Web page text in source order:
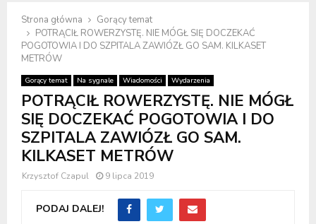
Strona główna
Gorący temat
POTRĄCIŁ ROWERZYSTĘ. NIE MÓGŁ SIĘ DOCZEKAĆ
POGOTOWIA I DO SZPITALA ZAWIÓZŁ GO SAM. KILKASET
METRÓW
Gorący temat Na sygnale Wiadomości Wydarzenia
POTRĄCIŁ ROWERZYSTĘ. NIE MÓGŁ
SIĘ DOCZEKAĆ POGOTOWIA I DO
SZPITALA ZAWIÓZŁ GO SAM.
KILKASET METRÓW
Krzysztof Czapul 9 lipca 2019
PODAJ DALEJ!